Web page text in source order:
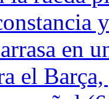
en
el